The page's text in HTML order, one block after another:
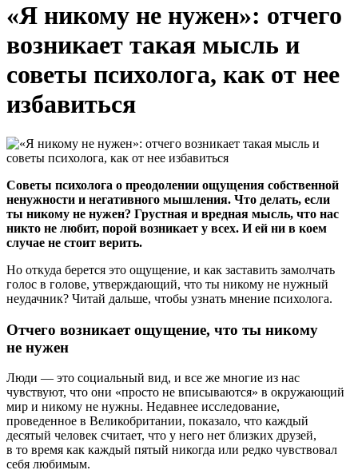
«Я никому не нужен»: отчего
возникает такая мысль и
советы психолога, как от нее
избавиться
Советы психолога о преодолении ощущения собственной
ненужности и негативного мышления. Что делать, если
ты никому не нужен? Грустная и вредная мысль, что нас
никто не любит, порой возникает у всех. И ей ни в коем
случае не стоит верить.
Но откуда берется это ощущение, и как заставить замолчать
голос в голове, утверждающий, что ты никому не нужный
неудачник? Читай дальше, чтобы узнать мнение психолога.
Отчего возникает ощущение, что ты никому
не нужен
Люди — это социальный вид, и все же многие из нас
чувствуют, что они «просто не вписываются» в окружающий
мир и никому не нужны. Недавнее исследование,
проведенное в Великобритании, показало, что каждый
десятый человек считает, что у него нет близких друзей,
в то время как каждый пятый никогда или редко чувствовал
себя любимым.